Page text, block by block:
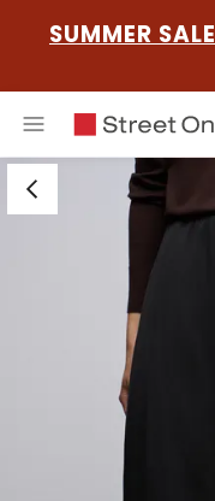
SUMMER SALE